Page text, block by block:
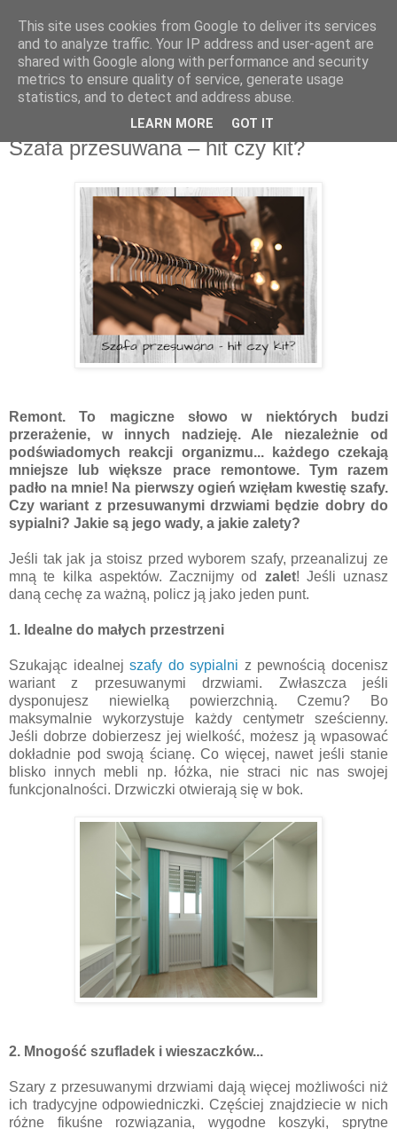
Recenzje na widelcu
Portal kulturalny - książki, recenzje, inspiracje, konkursy.
wtorek, 5 marca 2019
Szafa przesuwana – hit czy kit?
Remont. To magiczne słowo w niektórych budzi
przerażenie, w innych nadzieję. Ale niezależnie od
podświadomych reakcji organizmu... każdego czekają
mniejsze lub większe prace remontowe. Tym razem
padło na mnie! Na pierwszy ogień wzięłam kwestię szafy.
Czy wariant z przesuwanymi drzwiami będzie dobry do
sypialni? Jakie są jego wady, a jakie zalety?
Jeśli tak jak ja stoisz przed wyborem szafy, przeanalizuj ze
mną te kilka aspektów. Zacznijmy od zalet! Jeśli uznasz
daną cechę za ważną, policz ją jako jeden punt.
1. Idealne do małych przestrzeni
Szukając idealnejszafy do sypialni z pewnością docenisz
wariant z przesuwanymi drzwiami. Zwłaszcza jeśli
dysponujesz niewielką powierzchnią. Czemu? Bo
maksymalnie wykorzystuje każdy centymetr sześcienny.
Jeśli dobrze dobierzesz jej wielkość, możesz ją wpasować
dokładnie pod swoją ścianę. Co więcej, nawet jeśli stanie
blisko innych mebli np. łóżka, nie straci nic nas swojej
funkcjonalności. Drzwiczki otwierają się w bok.
2. Mnogość szufladek i wieszaczków...
Szary z przesuwanymi drzwiami dają więcej możliwości niż
ich tradycyjne odpowiedniczki. Częściej znajdziecie w nich
różne fikuśne rozwiązania, wygodne koszyki, sprytne
This site uses cookies from Google to deliver its services
and to analyze traffic. Your IP address and user-agent are
shared with Google along with performance and security
metrics to ensure quality of service, generate usage
statistics, and to detect and address abuse.
LEARN MORE GOT IT